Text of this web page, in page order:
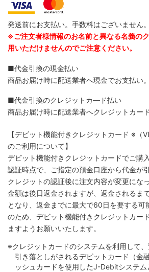
発送前にお支払い。手数料はございません。
※ご注文者様情報のお名前と異なる名義の
用いただけませんのでご注意ください。
■代金引換の現金払い
商品お届け時に配送業者へ現金でお支払い。
■代金引換のクレジットカ―ド払い
商品お届け時に配送業者へクレジットカー
【デビット機能付きクレジットカード ※（
のご利用について】
デビット機能付きクレジットカードでご購
認証時点で、ご指定の預金口座から代金が
クレジットの認証後に注文内容が変更にな
金額は後日返金されますが、返金されるま
となり、返金までに最大で60日を要する可
のため、デビット機能付きクレジットカー
ますようお願いいたします。
※クレジットカードのシステムを利用して
引き落としがされるデビットカード（金
ッシュカードを使用したJ-Debitシステム